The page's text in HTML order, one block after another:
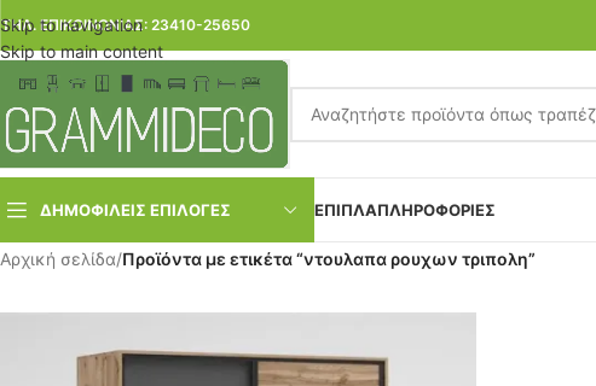
Skip to navigation
Skip to main content
ΤΗΛ. ΕΠΙΚΟΙΝΩΝΙΑΣ: 23410-25650
ΔΗΜΟΦΙΛΕΙΣ ΕΠΙΛΟΓΕΣ ΕΠΙΠΛΑΠΛΗΡΟΦΟΡΙΕΣ
Αρχική σελίδα/Προϊόντα με ετικέτα “ντουλαπα ρουχων τριπολη”